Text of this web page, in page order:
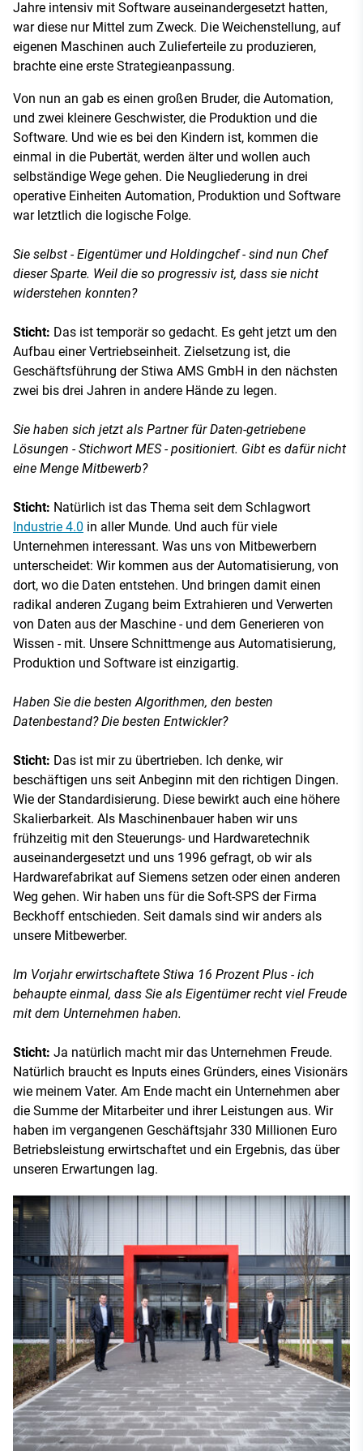
Jahre intensiv mit Software auseinandergesetzt hatten,
war diese nur Mittel zum Zweck. Die Weichenstellung, auf
eigenen Maschinen auch Zulieferteile zu produzieren,
brachte eine erste Strategieanpassung.
Von nun an gab es einen großen Bruder, die Automation,
und zwei kleinere Geschwister, die Produktion und die
Software. Und wie es bei den Kindern ist, kommen die
einmal in die Pubertät, werden älter und wollen auch
selbständige Wege gehen. Die Neugliederung in drei
operative Einheiten Automation, Produktion und Software
war letztlich die logische Folge.
Sie selbst - Eigentümer und Holdingchef - sind nun Chef
dieser Sparte. Weil die so progressiv ist, dass sie nicht
widerstehen konnten?
Sticht: Das ist temporär so gedacht. Es geht jetzt um den
Aufbau einer Vertriebseinheit. Zielsetzung ist, die
Geschäftsführung der Stiwa AMS GmbH in den nächsten
zwei bis drei Jahren in andere Hände zu legen.
Sie haben sich jetzt als Partner für Daten-ge­triebene
Lösungen - Stichwort MES - positioniert. Gibt es dafür nicht
eine Menge Mitbewerb?
Sticht: Natürlich ist das Thema seit dem Schlagwort
Industrie 4.0 in aller Munde. Und auch für viele
Unternehmen interessant. Was uns von Mitbewerbern
unterscheidet: Wir kommen aus der Automatisierung, von
dort, wo die Daten entstehen. Und bringen damit einen
radikal anderen Zugang beim Extrahieren und Verwerten
von Daten aus der Maschine - und dem Generieren von
Wissen - mit. Unsere Schnittmenge aus Automatisierung,
Produktion und Software ist einzigartig.
Haben Sie die besten Algorithmen, den besten
Datenbestand? Die besten Entwickler?
Sticht: Das ist mir zu übertrieben. Ich denke, wir
beschäftigen uns seit Anbeginn mit den richtigen Dingen.
Wie der Standardisierung. Diese bewirkt auch eine höhere
Skalierbarkeit. Als Maschinenbauer haben wir uns
frühzeitig mit den Steuerungs- und Hardwaretechnik
auseinandergesetzt und uns 1996 gefragt, ob wir als
Hardwarefabrikat auf Siemens setzen oder einen anderen
Weg gehen. Wir haben uns für die Soft-SPS der Firma
Beckhoff entschieden. Seit damals sind wir anders als
unsere Mitbewerber.
Im Vorjahr erwirtschaftete Stiwa 16 Prozent Plus - ich
behaupte einmal, dass Sie als Eigentümer recht viel Freude
mit dem Unternehmen haben.
Sticht: Ja natürlich macht mir das Unternehmen Freude.
Natürlich braucht es Inputs eines Gründers, eines Visionärs
wie meinem Vater. Am Ende macht ein Unternehmen aber
die Summe der Mitarbeiter und ihrer Leistungen aus. Wir
haben im vergangenen Geschäftsjahr 330 Millionen Euro
Betriebsleistung erwirtschaftet und ein Ergebnis, das über
unseren Erwartungen lag.